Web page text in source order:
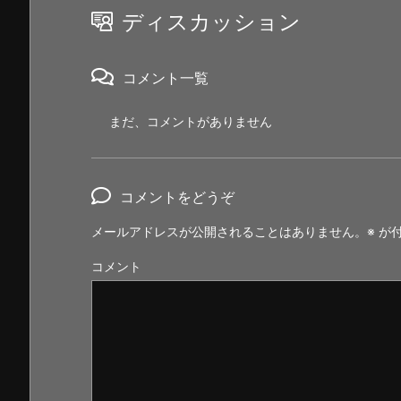
ディスカッション
コメント一覧
まだ、コメントがありません
コメントをどうぞ
メールアドレスが公開されることはありません。 ※ が
コメント